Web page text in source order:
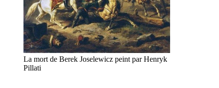
La mort de Berek Joselewicz peint par Henryk
Pillati